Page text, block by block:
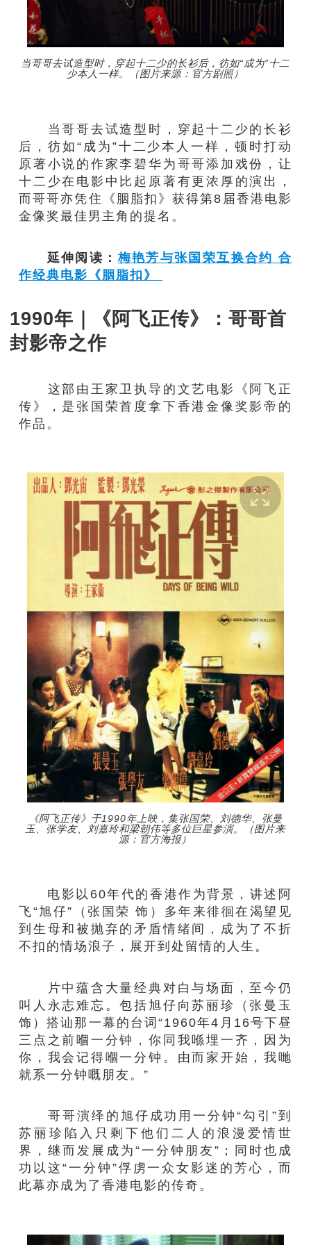
当哥哥去试造型时，穿起十二少的长衫后，彷如“成为”十二
少本人一样。（图片来源：官方剧照）
当哥哥去试造型时，穿起十二少的长衫
后，彷如“成为”十二少本人一样，顿时打动
原著小说的作家李碧华为哥哥添加戏份，让
十二少在电影中比起原著有更浓厚的演出，
而哥哥亦凭住《胭脂扣》获得第8届香港电影
金像奖最佳男主角的提名。
延伸阅读：梅艳芳与张国荣互换合约 合
作经典电影《胭脂扣》
1990年｜《阿飞正传》：哥哥首
封影帝之作
这部由王家卫执导的文艺电影《阿飞正
传》，是张国荣首度拿下香港金像奖影帝的
作品。
《阿飞正传》于1990年上映，集张国荣、刘德华、张曼
玉、张学友、刘嘉玲和梁朝伟等多位巨星参演。（图片来
源：官方海报）
电影以60年代的香港作为背景，讲述阿
飞“旭仔”（张国荣 饰）多年来徘徊在渴望见
到生母和被抛弃的矛盾情绪间，成为了不折
不扣的情场浪子，展开到处留情的人生。
片中蕴含大量经典对白与场面，至今仍
叫人永志难忘。包括旭仔向苏丽珍（张曼玉
饰）搭讪那一幕的台词“1960年4月16号下昼
三点之前嗰一分钟，你同我喺埋一齐，因为
你，我会记得嗰一分钟。由而家开始，我哋
就系一分钟嘅朋友。”
哥哥演绎的旭仔成功用一分钟“勾引”到
苏丽珍陷入只剩下他们二人的浪漫爱情世
界，继而发展成为“一分钟朋友”；同时也成
功以这“一分钟”俘虏一众女影迷的芳心，而
此幕亦成为了香港电影的传奇。